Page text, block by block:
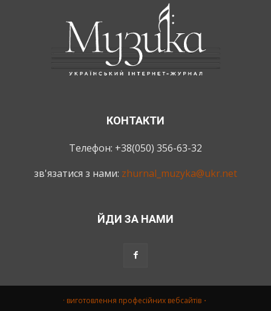
КОНТАКТИ
Телефон: +38(050) 356-63-32
зв'язатися з нами: zhurnal_muzyka@ukr.net
ЙДИ ЗА НАМИ
· виготовлення професійних вебсайтів・